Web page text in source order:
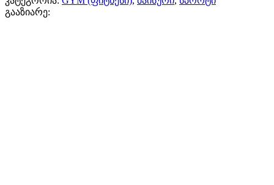
გააზიარე: